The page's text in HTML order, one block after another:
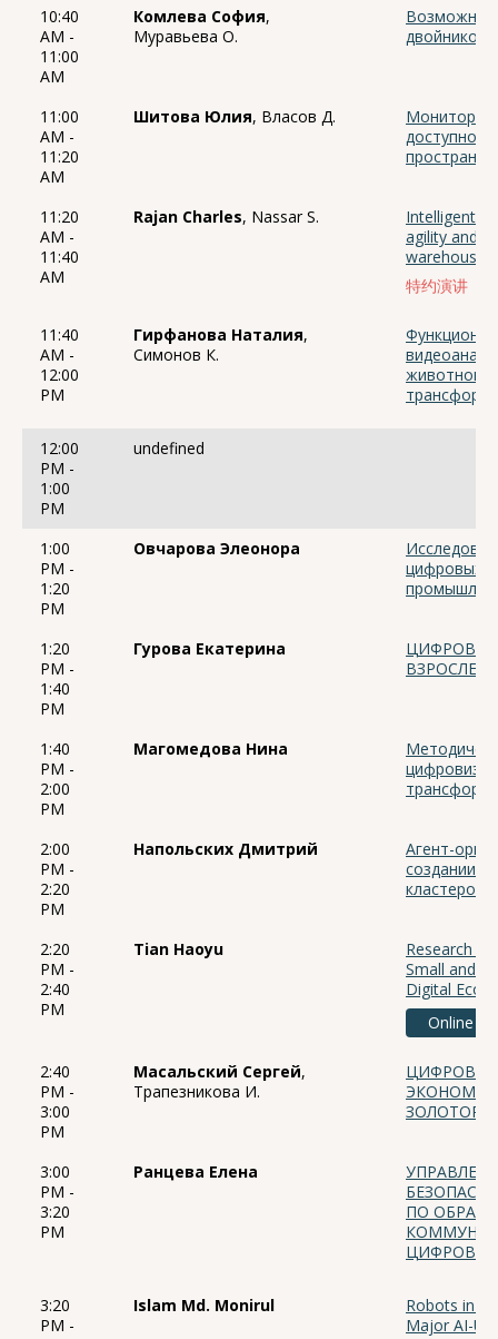
10:40
AM -
11:00
AM
Комлева София,
Муравьева О.
двойников
11:00
AM -
11:20
AM
Шитова Юлия, Власов Д.
11:20
AM -
11:40
AM
Rajan Charles, Nassar S.
Intelligent
agility and
warehousing
特约演讲
11:40
AM -
12:00
PM
Гирфанова Наталия,
Симонов К.
12:00
PM -
1:00
PM
undefined
1:00
PM -
1:20
PM
Овчарова Элеонора
цифровых
1:20
PM -
1:40
PM
Гурова Екатерина
ЦИФРОВАЯ
1:40
PM -
2:00
PM
Магомедова Нина
2:00
PM -
2:20
PM
Напольских Дмитрий
Агент-
создании
кластеров
2:20
PM -
2:40
PM
Tian Haoyu
Research
Small and
Digital
Online
2:40
PM -
3:00
PM
Масальский Сергей,
Трапезникова И.
3:00
PM -
3:20
PM
Ранцева Елена
ПО
3:20
PM -
Islam Md. Monirul
Robots in a
Major AI-